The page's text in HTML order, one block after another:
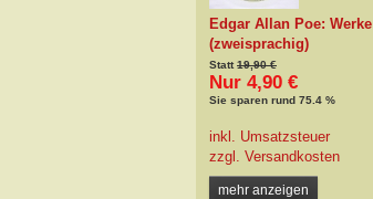
Edgar Allan Poe: Werke
(zweisprachig)
Statt19,90 €
Nur 4,90 €
Sie sparen rund 75.4 %
inkl. Umsatzsteuer
zzgl. Versandkosten
mehr anzeigen